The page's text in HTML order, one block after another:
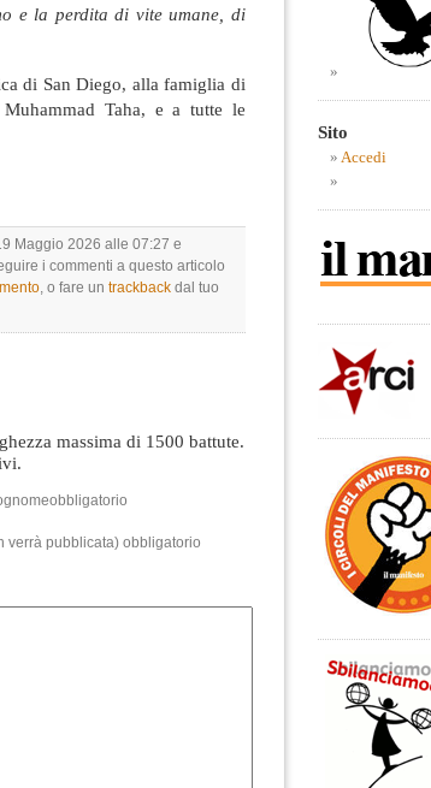
e la perdita di vite umane, di
di San Diego, alla famiglia di
Taha, e a tutte le
Maggio 2026 alle 07:27 e
i commenti a questo articolo
, o fare un trackback dal tuo
massima di 1500 battute.
verrà pubblicata) obbligatorio
Sito
Accedi